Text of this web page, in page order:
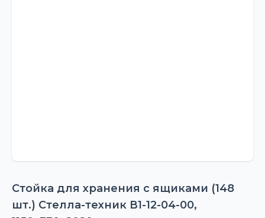
Стойка для хранения с ящиками (148
шт.) Стелла-техник В1-12-04-00,